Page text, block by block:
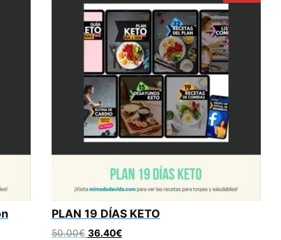
PLAN 19 DÍAS KETO
50.00€ El
36.40€El